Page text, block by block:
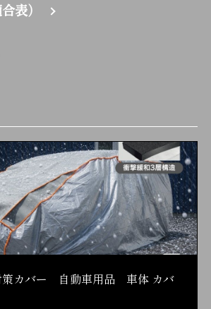
表）
策カバー 自動車用品 車体 カバ